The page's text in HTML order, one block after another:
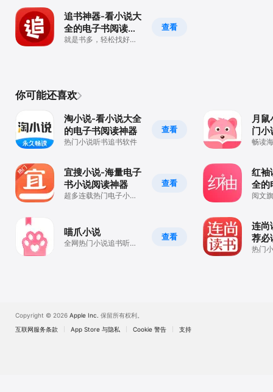
查看
追书神器-看小说大
全的电子书阅读神
器
就是书多，轻松找好
你可能还喜欢
查看
淘小说-看小说大全
的电子书阅读神器
热门小说听书追书软件
查看
宜搜小说-海量电子
书小说阅读神器
超多连载热门电子小说
查看
喵爪小说
全网热门小说追书听书
月
门小
器
畅读
红袖
全的
阅文
连尚
荐必
热门
Copyright © 2026 Apple Inc. 保留所有权利。
互联网服务条款
App Store 与隐私 Cookie 警告 支持